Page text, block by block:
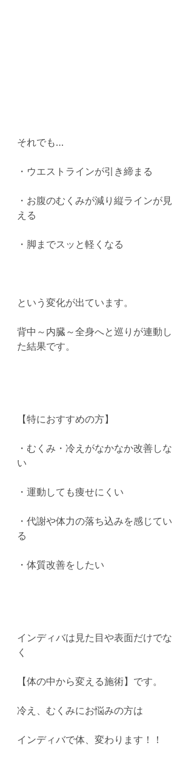
それでも…
・ウエストラインが引き締まる
・お腹のむくみが減り縦ラインが見
える
・脚までスッと軽くなる
という変化が出ています。
背中～内臓～全身へと巡りが連動し
た結果です。
【特におすすめの方】
・むくみ・冷えがなかなか改善しな
い
・運動しても痩せにくい
・代謝や体力の落ち込みを感じてい
る
・体質改善をしたい
インディバは見た目や表面だけでな
く
【体の中から変える施術】です。
冷え、むくみにお悩みの方は
インディバで体、変わります！！